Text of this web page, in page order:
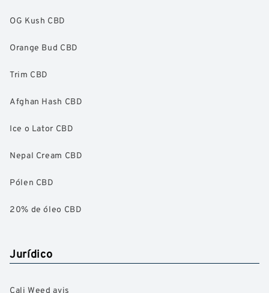
OG Kush CBD
Orange Bud CBD
Trim CBD
Afghan Hash CBD
Ice o Lator CBD
Nepal Cream CBD
Pólen CBD
20% de óleo CBD
Jurídico
Cali Weed avis